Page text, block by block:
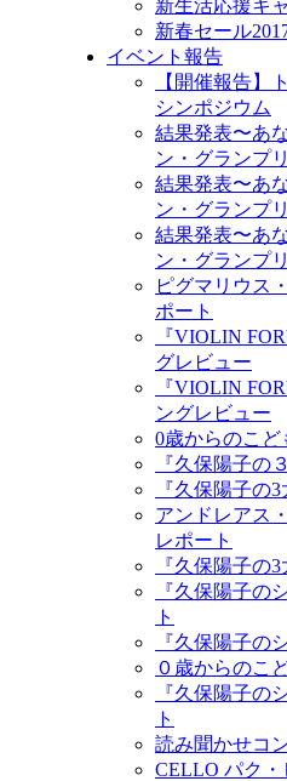
新生活応援キ
新春セール
イベント報告
【開催報告】
シンポジウム
結果発表〜あ
ン・グランプ
結果発表〜あ
ン・グランプ
結果発表〜あ
ン・グランプ
ピグマリウス
ポート
『VIOLIN
グレビュー
『VIOLIN
ングレビュー
0歳からのこど
『久保陽子の
『久保陽子の
アンドレアス
レポート
『久保陽子の
『久保陽子の
ト
『久保陽子の
０歳からのこ
『久保陽子の
ト
読み聞かせコ
CELLO パク・